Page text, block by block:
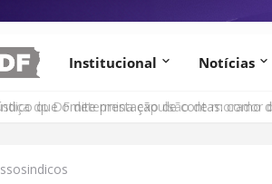
Institucional Notícias
do DF determina expulsão de